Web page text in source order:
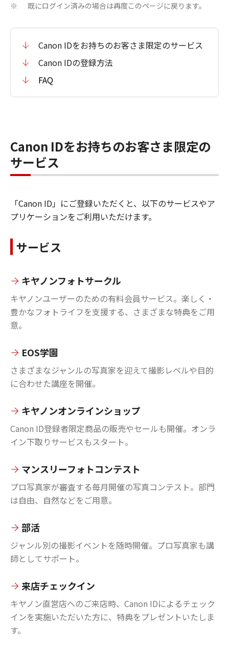
※ 既にログイン済みの場合は再度このページに戻ります。
Canon IDをお持ちのお客さま限定のサービス
Canon IDの登録方法
FAQ
Canon IDをお持ちのお客さま限定の
サービス
「Canon ID」にご登録いただくと、以下のサービスやア
プリケーションをご利用いただけます。
サービス
キヤノンフォトサークル
キヤノンユーザーのための有料会員サービス。楽しく・
豊かなフォトライフを支援する、さまざまな特典をご用
意。
EOS学園
さまざまなジャンルの写真家を迎えて撮影レベルや目的
に合わせた講座を開催。
キヤノンオンラインショップ
Canon ID登録者限定商品の販売やセールも開催。オンラ
イン下取りサービスもスタート。
マンスリーフォトコンテスト
プロ写真家が審査する毎月開催の写真コンテスト。部門
は自由、自然などをご用意。
部活
ジャンル別の撮影イベントを随時開催。プロ写真家も講
師としてサポート。
来店チェックイン
キヤノン直営店へのご来店時、Canon IDによるチェック
インを実施いただいた方に、特典をプレゼントいたしま
す。